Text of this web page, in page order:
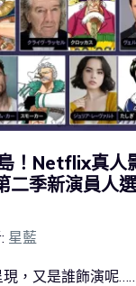
！Netflix真人
二季新演員人
星藍
，又是誰飾演呢